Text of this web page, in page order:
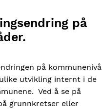
på
på kommunenivå
utvikling internt i de
Ved å se på
grunnkretser eller